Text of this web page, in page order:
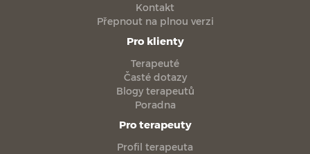
Kontakt
Přepnout na plnou verzi
Pro klienty
Terapeuté
Časté dotazy
Blogy terapeutů
Poradna
Pro terapeuty
Profil terapeuta